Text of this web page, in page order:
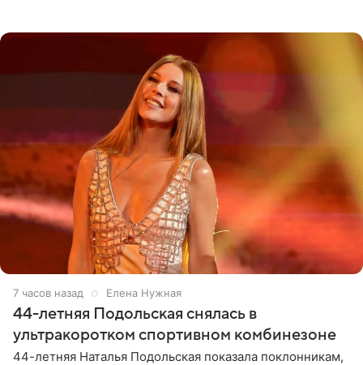
7 часов назад Елена Нужная
44-летняя Подольская снялась в
ультракоротком спортивном комбинезоне
44-летняя Наталья Подольская показала поклонникам,